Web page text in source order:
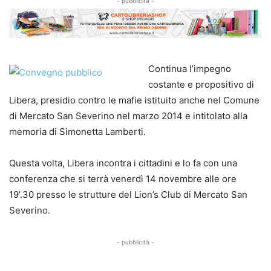
Continua l’impegno
costante e propositivo di
Libera, presidio contro le mafie istituito anche nel Comune
di Mercato San Severino nel marzo 2014 e intitolato alla
memoria di Simonetta Lamberti.
Questa volta, Libera incontra i cittadini e lo fa con una
conferenza che si terrà venerdì 14 novembre alle ore
19’.30 presso le strutture del Lion’s Club di Mercato San
Severino.
- pubblicità -